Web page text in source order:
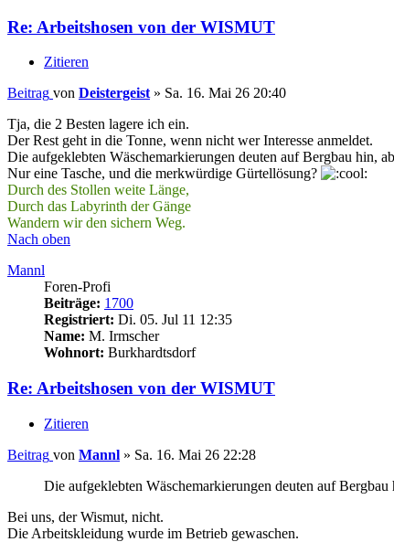
Re: Arbeitshosen von der WISMUT
Zitieren
Beitrag von Deistergeist » Sa. 16. Mai 26 20:40
Tja, die 2 Besten lagere ich ein.
Der Rest geht in die Tonne, wenn nicht wer Interesse anmeldet.
Die aufgeklebten Wäschemarkierungen deuten auf Bergbau hin,
Nur eine Tasche, und die merkwürdige Gürtellösung?
Durch des Stollen weite Länge,
Durch das Labyrinth der Gänge
Wandern wir den sichern Weg.
Nach oben
Mannl
Foren-Profi
Beiträge: 1700
Registriert: Di. 05. Jul 11 12:35
Name: M. Irmscher
Wohnort: Burkhardtsdorf
Re: Arbeitshosen von der WISMUT
Zitieren
Beitrag von Mannl » Sa. 16. Mai 26 22:28
Die aufgeklebten Wäschemarkierungen deuten auf Bergbau
Bei uns, der Wismut, nicht.
Die Arbeitskleidung wurde im Betrieb gewaschen.